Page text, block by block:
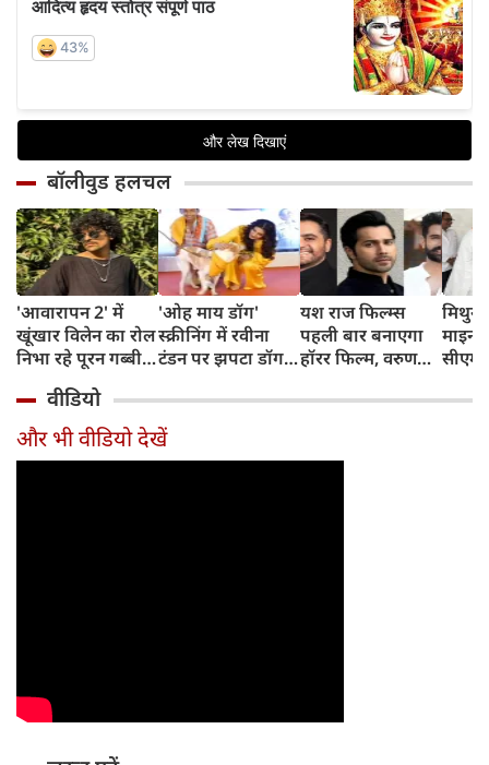
बॉलीवुड हलचल
'आवारापन 2' में
खूंखार विलेन का रोल
निभा रहे पूरन गब्बी
संग है खास रिश्ता
'ओह माय डॉग'
स्क्रीनिंग में रवीना
टंडन पर झपटा डॉग,
ने ऐसे दिखाई
दरियादिली
यश राज फिल्म्स
पहली बार बनाएगा
हॉरर फिल्म, वरुण
रोल
मिथुन
सीएम
पहुंचे
वीडियो
और भी वीडियो देखें